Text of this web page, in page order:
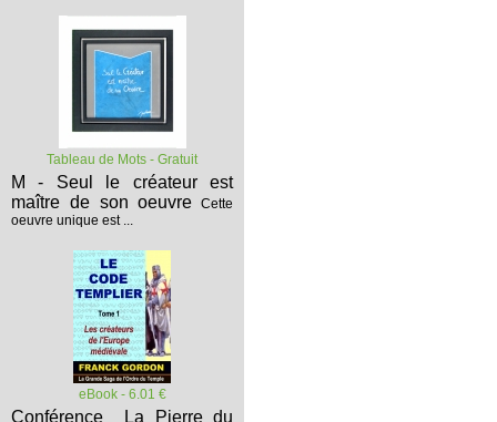
Tableau de Mots - Gratuit
M - Seul le créateur est
maître de son oeuvre Cette
oeuvre unique est ...
eBook - 6.01 €
Conférence La Pierre du